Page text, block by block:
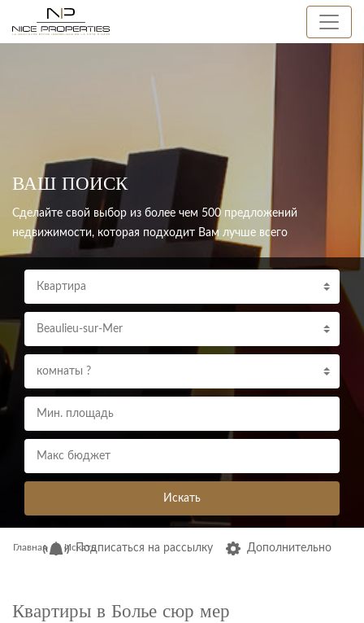
ВАШ ПОИСК
Сделайте свой выбор из более чем 500 предложений
недвижимости, которая подходит Вам лучше всего
Квартира
Beaulieu-sur-Mer
комнаты ?
Искать
Подписаться на рассылку Дополнительно
Главная Искать
Квартиры в Болье сюр мер